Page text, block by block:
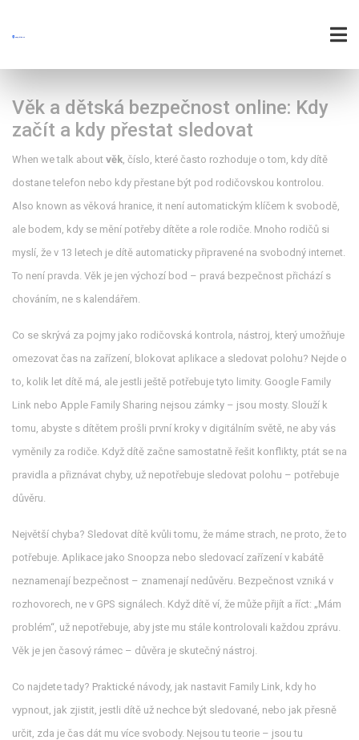
Věk a dětská bezpečnost online: Kdy
začít a kdy přestat sledovat
When we talk about věk, číslo, které často rozhoduje o tom, kdy dítě
dostane telefon nebo kdy přestane být pod rodičovskou kontrolou.
Also known as věková hranice, it není automatickým klíčem k svobodě,
ale bodem, kdy se mění potřeby dítěte a role rodiče. Mnoho rodičů si
myslí, že v 13 letech je dítě automaticky připravené na svobodný internet.
To není pravda. Věk je jen výchozí bod – pravá bezpečnost přichází s
chováním, ne s kalendářem.
Co se skrývá za pojmy jako rodičovská kontrola, nástroj, který umožňuje
omezovat čas na zařízení, blokovat aplikace a sledovat polohu? Nejde o
to, kolik let dítě má, ale jestli ještě potřebuje tyto limity. Google Family
Link nebo Apple Family Sharing nejsou zámky – jsou mosty. Slouží k
tomu, abyste s dítětem prošli první kroky v digitálním světě, ne aby vás
vyměnily za rodiče. Když dítě začne samostatně řešit konflikty, ptát se na
pravidla a přiznávat chyby, už nepotřebuje sledovat polohu – potřebuje
důvěru.
Největší chyba? Sledovat dítě kvůli tomu, že máme strach, ne proto, že to
potřebuje. Aplikace jako Snoopza nebo sledovací zařízení v kabátě
neznamenají bezpečnost – znamenají nedůvěru. Bezpečnost vzniká v
rozhovorech, ne v GPS signálech. Když dítě ví, že může přijít a říct: „Mám
problém“, už nepotřebuje, aby jste mu stále kontrolovali každou zprávu.
Věk je jen časový rámec – důvěra je skutečný nástroj.
Co najdete tady? Praktické návody, jak nastavit Family Link, kdy ho
vypnout, jak zjistit, jestli dítě už nechce být sledované, nebo jak přesně
určit, zda je čas dát mu více svobody. Nejsou tu teorie – jsou tu